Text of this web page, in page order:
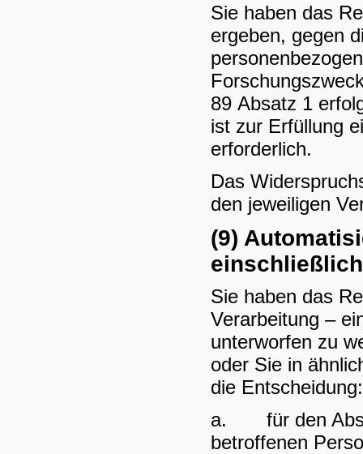
Sie haben das
ergeben, gegen
89 Absatz 1
ist zur Erfüllung
erforderlich.
Das
den jeweiligen
(9)
Sie haben das
Verarbeitung –
unterworfen zu
oder Sie in
die Entscheidung:
a. für den
betroffenen